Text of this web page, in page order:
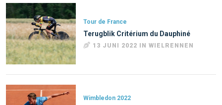
Tour de France
Terugblik Critérium du Dauphiné
13 JUNI 2022 IN WIELRENNEN
Wimbledon 2022